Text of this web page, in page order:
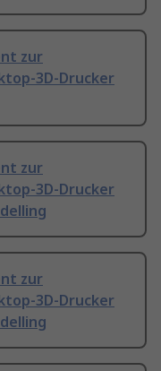
zur
3D-Drucker
zur
3D-Drucker
zur
3D-Drucker